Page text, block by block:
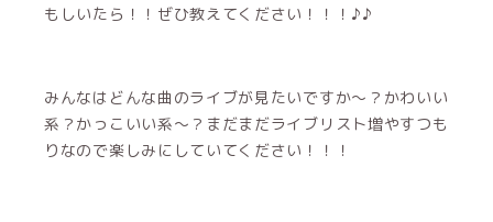
もしいたら！！ぜひ教えてください！！！♪♪
みんなはどんな曲のライブが見たいですか〜？かわいい
系？かっこいい系〜？まだまだライブリスト増やすつも
りなので楽しみにしていてください！！！